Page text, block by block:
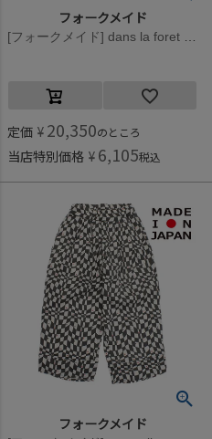
フォークメイド
[フォークメイド] dans la foret check print gather ブラウス チェックブラックホワイト
定価 ¥ 20,350のところ
当店特別価格 ¥ 6,105税込
フォークメイド